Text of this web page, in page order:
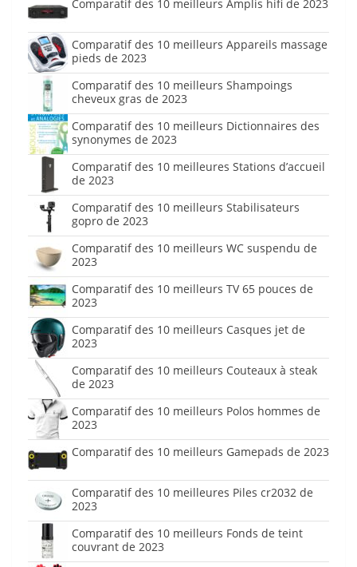
Comparatif des 10 meilleurs Amplis hifi de 2023
Comparatif des 10 meilleurs Appareils massage
pieds de 2023
Comparatif des 10 meilleurs Shampoings
cheveux gras de 2023
Comparatif des 10 meilleurs Dictionnaires des
synonymes de 2023
Comparatif des 10 meilleures Stations d’accueil
de 2023
Comparatif des 10 meilleurs Stabilisateurs
gopro de 2023
Comparatif des 10 meilleurs WC suspendu de
2023
Comparatif des 10 meilleurs TV 65 pouces de
2023
Comparatif des 10 meilleurs Casques jet de
2023
Comparatif des 10 meilleurs Couteaux à steak
de 2023
Comparatif des 10 meilleurs Polos hommes de
2023
Comparatif des 10 meilleurs Gamepads de 2023
Comparatif des 10 meilleures Piles cr2032 de
2023
Comparatif des 10 meilleurs Fonds de teint
couvrant de 2023